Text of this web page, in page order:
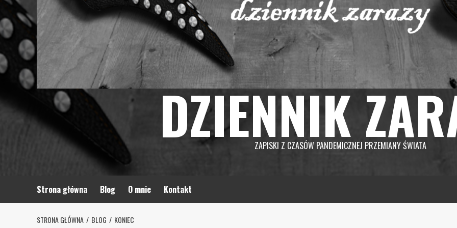
DZIENNIK
ZAPISKI Z CZASÓW PANDEMICZNEJ PRZEMIANY ŚWIATA
Strona główna Blog O mnie Kontakt
STRONA GŁÓWNA BLOG KONIEC